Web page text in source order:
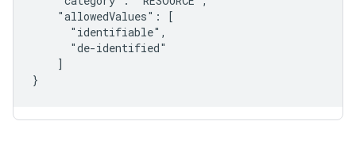
    "allowedValues": [
      "identifiable",
      "de-identified"
    ]